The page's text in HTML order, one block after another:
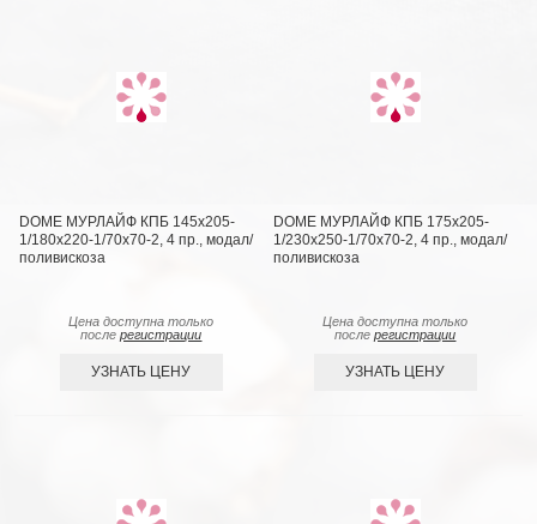
DOME МУРЛАЙФ КПБ 145х205-
1/180х220-1/70х70-2, 4 пр., модал/
поливискоза
Цена доступна только
послерегистрации
УЗНАТЬ ЦЕНУ
DOME МУРЛАЙФ КПБ 175х205-
1/230х250-1/70х70-2, 4 пр., модал/
поливискоза
Цена доступна только
послерегистрации
УЗНАТЬ ЦЕНУ